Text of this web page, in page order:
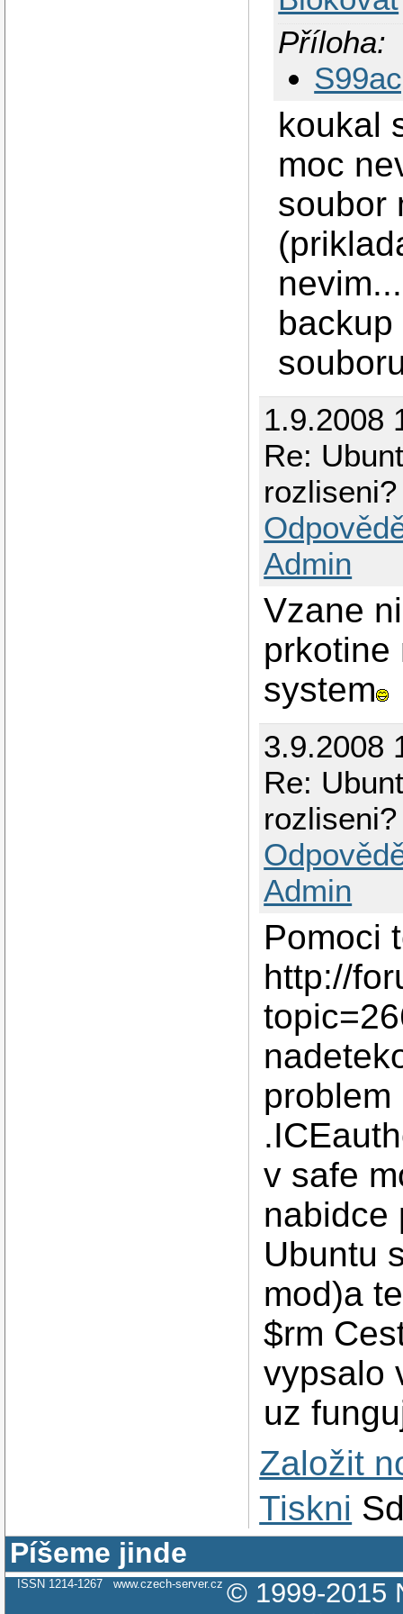
Příloha:
koukal
moc
soubor
1.9.2008
Re:
rozliseni?
Admin
Vzane
prkotine
system
3.9.2008
Re:
rozliseni?
Admin
Pomoci
http://
v safe
nabidce
Ubuntu
mod)a
$rm
vypsalo
uz
Založit
Tiskni
Píšeme jinde
ISSN 1214-1267 www.czech-server.cz © 1999-2015